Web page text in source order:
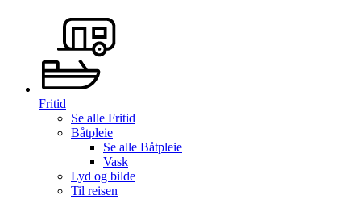
Fritid
Se alle Fritid
Båtpleie
Se alle Båtpleie
Vask
Lyd og bilde
Til reisen